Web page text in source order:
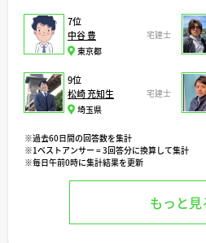
7位
中谷 豊
宅建士
東京都
9位
松崎 充知生
宅建士
埼玉県
※過去60日間の回答数を集計
※1ベストアンサー = 3回答分に換算して集計
※毎日午前0時に集計結果を更新
もっと見